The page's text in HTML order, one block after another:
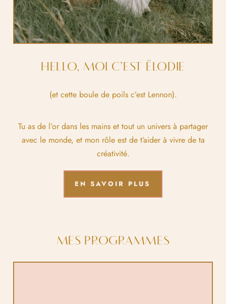
HELLO, MOI C’EST ËLODIE
(et cette boule de poils c’est Lennon).
Tu as de l’or dans les mains et tout un univers à partager
avec le monde, et mon rôle est de t’aider à vivre de ta
créativité.
EN SAVOIR PLUS
MES PROGRAMMES